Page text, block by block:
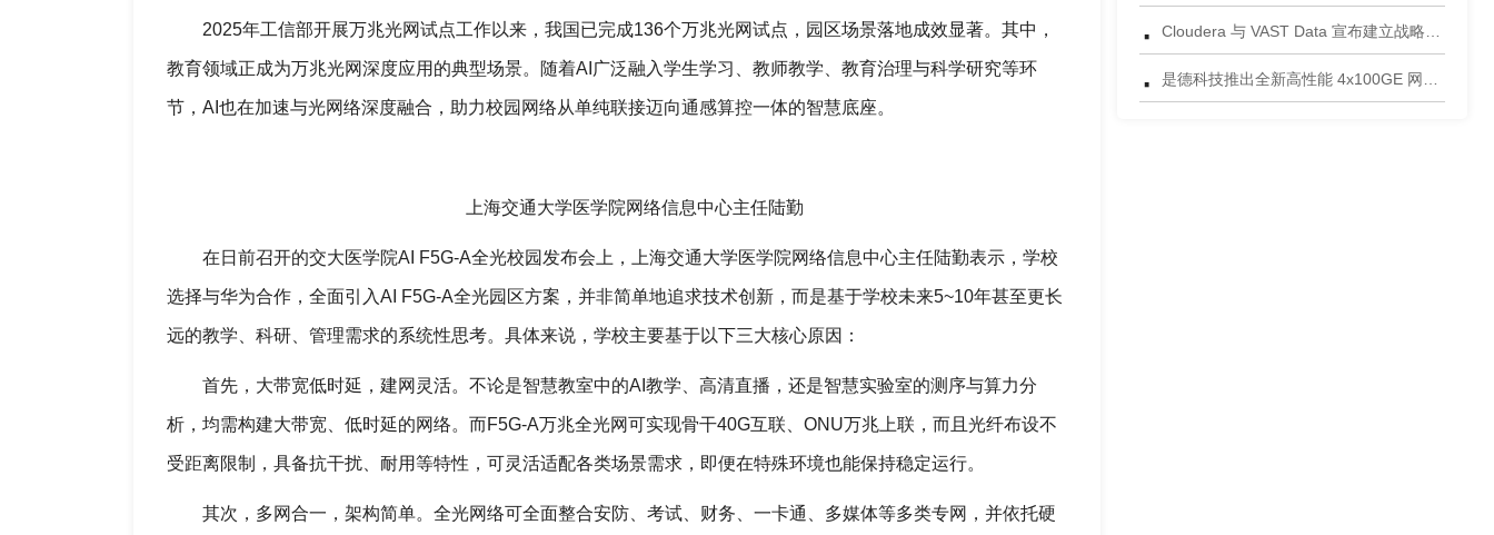
2025年工信部开展万兆光网试点工作以来，我国已完成136个万兆光网试点，园区场景落地成效显著。其中，
教育领域正成为万兆光网深度应用的典型场景。随着AI广泛融入学生学习、教师教学、教育治理与科学研究等环
节，AI也在加速与光网络深度融合，助力校园网络从单纯联接迈向通感算控一体的智慧底座。
上海交通大学医学院网络信息中心主任陆勤
在日前召开的交大医学院AI F5G-A全光校园发布会上，上海交通大学医学院网络信息中心主任陆勤表示，学校
选择与华为合作，全面引入AI F5G-A全光园区方案，并非简单地追求技术创新，而是基于学校未来5~10年甚至更长
远的教学、科研、管理需求的系统性思考。具体来说，学校主要基于以下三大核心原因：
首先，大带宽低时延，建网灵活。不论是智慧教室中的AI教学、高清直播，还是智慧实验室的测序与算力分
析，均需构建大带宽、低时延的网络。而F5G-A万兆全光网可实现骨干40G互联、ONU万兆上联，而且光纤布设不
受距离限制，具备抗干扰、耐用等特性，可灵活适配各类场景需求，即便在特殊环境也能保持稳定运行。
其次，多网合一，架构简单。全光网络可全面整合安防、考试、财务、一卡通、多媒体等多类专网，并依托硬
·
·